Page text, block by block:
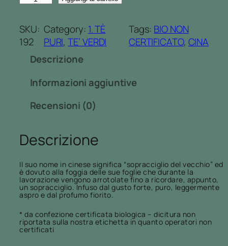
i
r
e
z
o
d
,
0
€
a
6
,
U
N
M
n
i
t
à
SKU:
192
Category: 1. TÈ
PURI, TE’ VERDI
Tags: BIO NON
CERTIFICATO, CINA
Descrizione
Informazioni aggiuntive
Recensioni (0)
Descrizione
Il suo nome in cinese significa “sopracciglio del vecchio” ed
è dovuto alla foggia delle sue foglie che durante la
lavorazione vengono arrotolate fino a ricordare, appunto,
un sopracciglio. Infuso dal gusto forte, puro, leggermente
aspro e dal profumo fiorito.
* da confezione certificata biologica – dicitura non
riportata sulla nostra etichetta in quanto operatori non
certificati